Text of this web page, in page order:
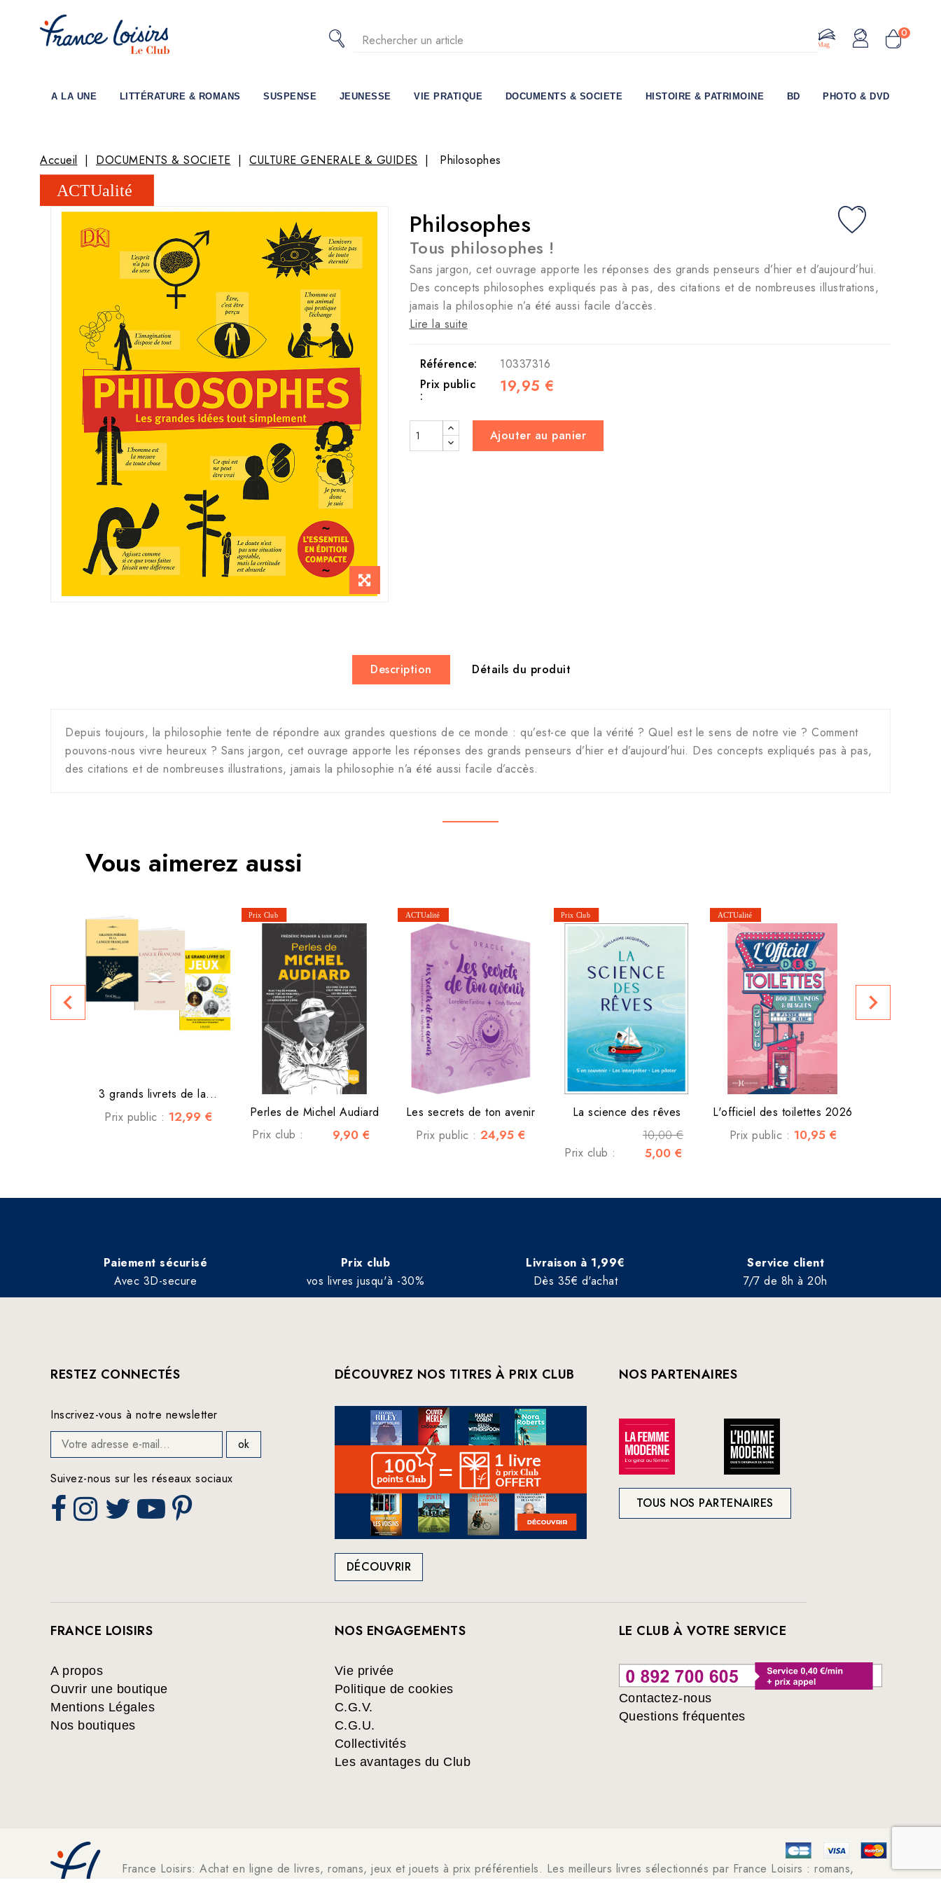
0
Le Mag
A LA UNE LITTÉRATURE & ROMANS SUSPENSE JEUNESSE VIE PRATIQUE DOCUMENTS & SOCIETE HISTOIRE & PATRIMOINE BD PHOTO & DVD
Accueil DOCUMENTS & SOCIETE CULTURE GENERALE & GUIDES Philosophes
Philosophes
Tous philosophes !
Sans jargon, cet ouvrage apporte les réponses des grands penseurs d’hier et d’aujourd’hui.
Des concepts philosophes expliqués pas à pas, des citations et de nombreuses illustrations,
jamais la philosophie n’a été aussi facile d’accès.
Lire la suite
Référence:
10337316
Prix public
: 19,95 €
Ajouter au panier
Description Détails du produit
Depuis toujours, la philosophie tente de répondre aux grandes questions de ce monde : qu’est-ce que la vérité ? Quel est le sens de notre vie ? Comment
pouvons-nous vivre heureux ? Sans jargon, cet ouvrage apporte les réponses des grands penseurs d’hier et d’aujourd’hui. Des concepts expliqués pas à pas,
des citations et de nombreuses illustrations, jamais la philosophie n’a été aussi facile d’accès.
Vous aimerez aussi
3 grands livrets de la...
Prix public : 12,99 €
Perles de Michel Audiard
Prix club :
9,90 €
Les secrets de ton avenir
Prix public : 24,95 €
La science des rêves
10,00 €
Prix club : 5,00 €
L'officiel des toilettes 2026
Prix public : 10,95 €
Prix
navigate_before navigate_next
Paiement sécurisé
Avec 3D-secure
Prix club
vos livres jusqu'à -30%
Livraison à 1,99€
Dès 35€ d'achat
Service client
7/7 de 8h à 20h
RESTEZ CONNECTÉS
Inscrivez-vous à notre newsletter
Suivez-nous sur les réseaux sociaux
DÉCOUVREZ NOS TITRES À PRIX CLUB
DÉCOUVRIR
NOS PARTENAIRES
TOUS NOS PARTENAIRES
FRANCE LOISIRS
A propos
Ouvrir une boutique
Mentions Légales
Nos boutiques
NOS ENGAGEMENTS
Vie privée
Politique de cookies
C.G.V.
C.G.U.
Collectivités
Les avantages du Club
LE CLUB À VOTRE SERVICE
Contactez-nous
Questions fréquentes
France Loisirs: Achat en ligne de livres, romans, jeux et jouets à prix préférentiels. Les meilleurs livres sélectionnés par France Loisirs : romans,